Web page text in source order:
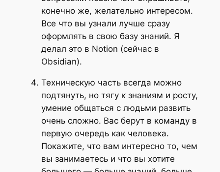
конечно же, желательно интересом.
Все что вы узнали лучше сразу
оформлять в свою базу знаний. Я
делал это в Notion (сейчас в
Obsidian).
Техническую часть всегда можно
подтянуть, но тягу к знаниям и росту,
умение общаться с людьми развить
очень сложно. Вас берут в команду в
первую очередь как человека.
Покажите, что вам интересно то, чем
вы занимаетесь и что вы хотите